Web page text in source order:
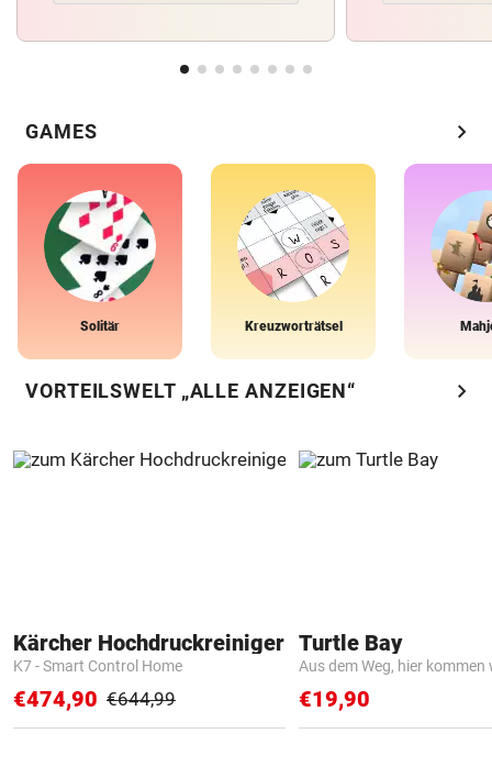
GAMES chevron_right
Solitär Kreuzworträtsel
VORTEILSWELT „ALLE ANZEIGEN“ chevron_right
Kärcher Hochdruckreiniger
K7 - Smart Control Home
€474,90 €644,99
Turtle Bay
Aus dem Weg, hier kommen
€19,90